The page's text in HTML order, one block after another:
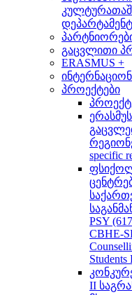
გაცვლითი
ERASMUS +
პროექტები
specific
PSY
CBHE-
Students
II